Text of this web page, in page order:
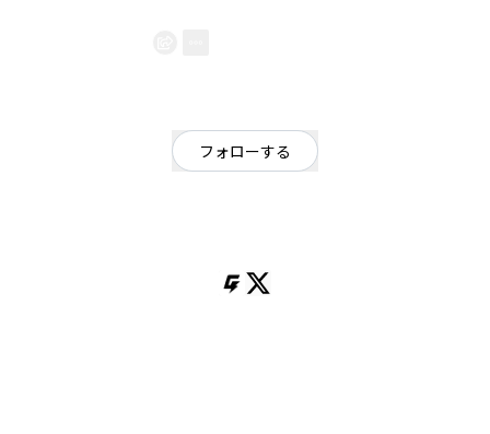
フォローする